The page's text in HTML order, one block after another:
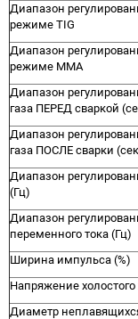
Диапазон
режиме TIG
Диапазон
режиме MMA
Диапазон
газа ПЕРЕД сваркой
Диапазон
газа ПОСЛЕ сварки
Диапазон
(Гц)
Диапазон
переменного тока (Гц)
Ширина импульса (%)
Напряжение холостого
Диаметр